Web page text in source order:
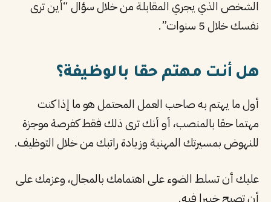
الشخص الذي يجري المقابلة من خلال سؤال “أين ترى
نفسك خلال 5 سنوات”.
هل أنت مهتم حقا بالوظيفة؟
أول ما يهتم به صاحب العمل المحتمل هو ما إذا كنت
مهتما حقا بالمنصب، أو أنك ترى ذلك فقط كفرصة موجزة
للنهوض بمسيرتك المهنية وزيادة راتبك من خلال التوظيف.
عليك أن تسلط الضوء على اهتمامك بالمجال، وعزمك على
أن تصبح خبيرا فيه.